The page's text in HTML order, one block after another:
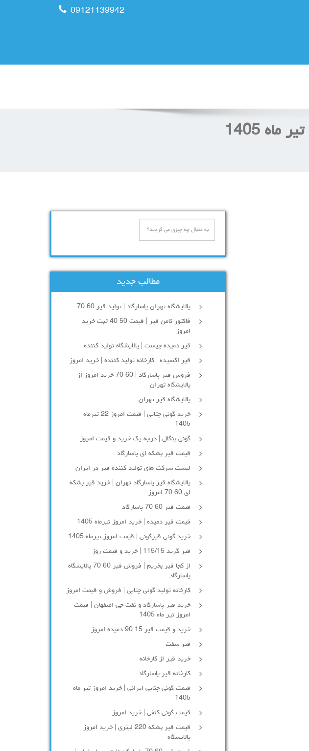
09121139942
مطالب جدید
پالایشگاه تهران پاسارگاد | تولید قیر 60 70
فاکتور ثامن قیر | قیمت 50 40 ثبت خرید
امروز
قیر دمیده چیست | پالایشگاه تولید کننده
قیر اکسیده | کارخانه تولید کننده | خرید امروز
فروش قیر پاسارگاد | 60 70 خرید امروز از
پالایشگاه تهران
پالایشگاه قیر تهران
خرید گونی چتایی | قیمت امروز 22 تیرماه
1405
گونی بنگال | درجه یک خرید و قیمت امروز
قیمت قیر بشکه ای پاسارگاد
لیست شرکت های تولید کننده قیر در ایران
پالایشگاه قیر پاسارگاد تهران | خرید قیر بشکه
ای 60 70 امروز
قیمت قیر 60 70 پاسارگاد
قیمت قیر دمیده | خرید امروز تیرماه 1405
خرید گونی قیرگونی | قیمت امروز تیرماه 1405
قیر گرید 115/15 | خرید و قیمت روز
از کجا قیر بخریم | فروش قیر 60 70 پالایشگاه
پاسارگاد
کارخانه تولید گونی چتایی | فروش و قیمت امروز
خرید قیر پاسارگاد و نفت جی اصفهان | قیمت
امروز تیر ماه 1405
خرید و قیمت قیر 15 90 دمیده امروز
قیر سفت
خرید قیر از کارخانه
کارخانه قیر پاسارگاد
قیمت گونی چتایی ایرانی | خرید امروز تیر ماه
1405
قیمت گونی کنفی | خرید امروز
قیمت قیر بشکه 220 لیتری | خرید امروز
پالایشگاه